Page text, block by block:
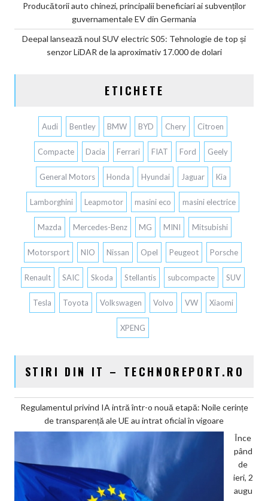
Producătorii auto chinezi, principalii beneficiari ai subvenților
guvernamentale EV din Germania
Deepal lansează noul SUV electric S05: Tehnologie de top și
senzor LiDAR de la aproximativ 17.000 de dolari
ETICHETE
Audi Bentley BMW BYD Chery Citroen
Compacte Dacia Ferrari FIAT Ford Geely
General Motors Honda Hyundai Jaguar Kia
Lamborghini Leapmotor masini eco masini electrice
Mazda Mercedes-Benz MG MINI Mitsubishi
Motorsport NIO Nissan Opel Peugeot Porsche
Renault SAIC Skoda Stellantis subcompacte SUV
Tesla Toyota Volkswagen Volvo VW Xiaomi
XPENG
STIRI DIN IT – TECHNOREPORT.RO
Regulamentul privind IA intră într-o nouă etapă: Noile cerințe
de transparență ale UE au intrat oficial în vigoare
Înce
pând
de
ieri, 2
augu